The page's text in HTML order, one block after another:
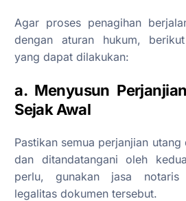
Agar proses penagihan
dengan aturan hukum,
yang dapat dilakukan:
a. Menyusun
Sejak Awal
Pastikan semua perjanjian
dan ditandatangani oleh
perlu, gunakan jasa notaris
legalitas dokumen tersebut.